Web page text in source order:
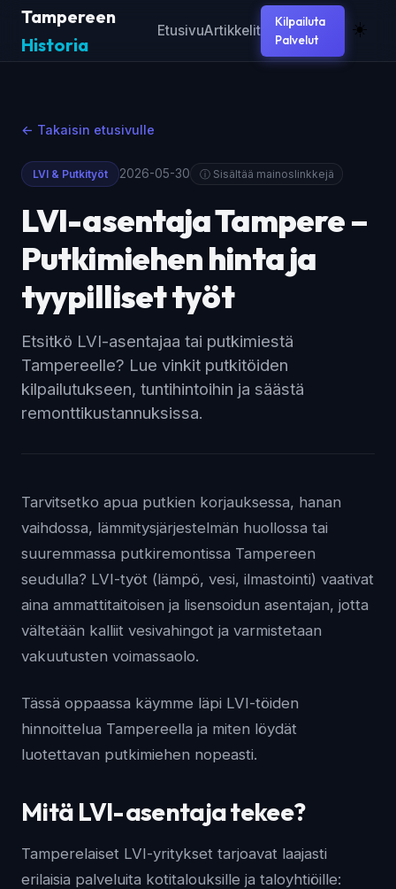
Tampereen
Historia
EtusivuArtikkelit
Kilpailuta
Palvelut
☀️
← Takaisin etusivulle
LVI & Putkityöt 2026-05-30 ⓘ Sisältää mainoslinkkejä
LVI-asentaja Tampere –
Putkimiehen hinta ja
tyypilliset työt
Etsitkö LVI-asentajaa tai putkimiestä
Tampereelle? Lue vinkit putkitöiden
kilpailutukseen, tuntihintoihin ja säästä
remonttikustannuksissa.
Tarvitsetko apua putkien korjauksessa, hanan
vaihdossa, lämmitysjärjestelmän huollossa tai
suuremmassa putkiremontissa Tampereen
seudulla? LVI-työt (lämpö, vesi, ilmastointi) vaativat
aina ammattitaitoisen ja lisensoidun asentajan, jotta
vältetään kalliit vesivahingot ja varmistetaan
vakuutusten voimassaolo.
Tässä oppaassa käymme läpi LVI-töiden
hinnoittelua Tampereella ja miten löydät
luotettavan putkimiehen nopeasti.
Mitä LVI-asentaja tekee?
Tamperelaiset LVI-yritykset tarjoavat laajasti
erilaisia palveluita kotitalouksille ja taloyhtiöille: